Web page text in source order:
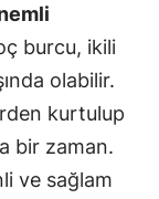
burcu, ikili
olabilir.
kurtulup
bir zaman.
ve sağlam